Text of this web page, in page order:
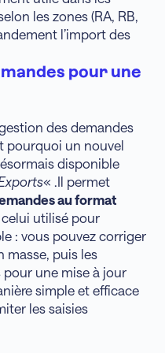
les zones (RA, RB,
l’import des
pour une
des demandes
pourquoi un nouvel
disponible
« .Il permet
au format
utilisé pour
: vous pouvez corriger
masse, puis les
une mise à jour
simple et efficace
les saisies